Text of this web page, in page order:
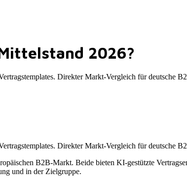
2026?
Direkter Markt-Vergleich für deutsche
Direkter Markt-Vergleich für deutsche
B2B-Markt. Beide bieten KI-gestützte
und in der Zielgruppe.